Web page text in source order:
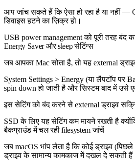
आप जांच सकते हैं कि ऐसा हो रहा है या नहीं
डिवाइस हटने का ज़िक्र हो।
USB power management को पूरी तरह
Energy Saver और sleep सेटिंग्स
जब आपका Mac सोता है, तो यह external
System Settings > Energy (या लैपटॉप पर
spin down हो जाती है और सिस्टम बाद में उसे
इस सेटिंग को बंद करने से external ड्राइव
SSD के लिए यह सेटिंग कम मायने रखती है
बैकग्राउंड में चल रही filesystem जांचें
जब macOS भांप लेता है कि कोई ड्राइव
ड्राइव के सामान्य कामकाज में दखल दे सकती